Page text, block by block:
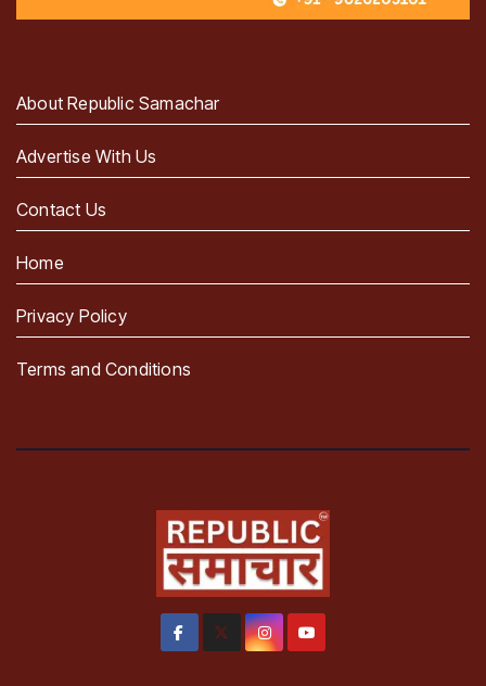
About Republic Samachar
Advertise With Us
Contact Us
Home
Privacy Policy
Terms and Conditions